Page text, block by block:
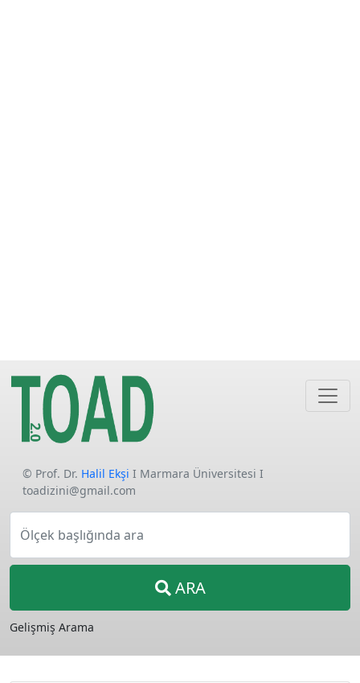
© Prof. Dr. Halil Ekşi I Marmara Üniversitesi I
toadizini@gmail.com
Ölçek başlığında ara
ARA
Gelişmiş Arama